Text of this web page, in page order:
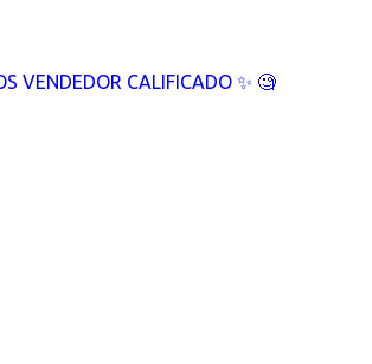
VENDEDOR CALIFICADO ✨ 🧐